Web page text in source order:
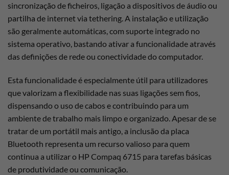
sincronização de ficheiros, ligação a dispositivos de áudio ou
partilha de internet via tethering. A instalação e utilização
são geralmente automáticas, com suporte integrado no
sistema operativo, bastando ativar a funcionalidade através
das definições de rede ou conectividade do computador.
Esta funcionalidade é especialmente útil para utilizadores
que valorizam a flexibilidade nas suas ligações sem fios,
dispensando o uso de cabos e contribuindo para um
ambiente de trabalho mais limpo e organizado. Apesar de se
tratar de um portátil mais antigo, a inclusão da placa
Bluetooth representa um recurso valioso para quem
continua a utilizar o HP Compaq 6715 para tarefas básicas
de produtividade ou comunicação.